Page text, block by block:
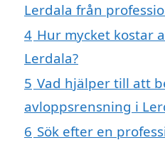
Lerdala från
4 Hur mycket kostar
Lerdala?
5 Vad hjälper till att
avloppsrensning i
6 Sök efter en